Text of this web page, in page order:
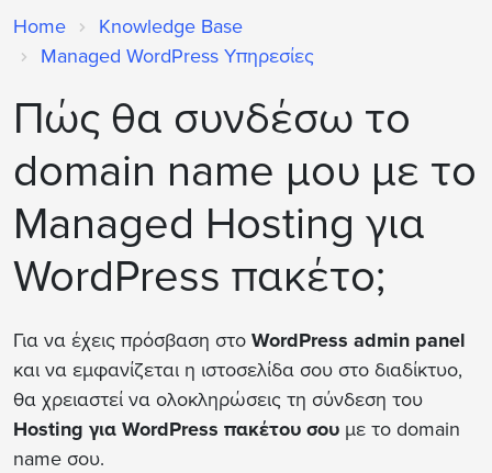
Home
Knowledge Base
Managed WordPress Υπηρεσίες
Πώς θα συνδέσω το
domain name μου με το
Managed Hosting για
WordPress πακέτο;
Για να έχεις πρόσβαση στο WordPress admin panel
και να εμφανίζεται η ιστοσελίδα σου στο διαδίκτυο,
θα χρειαστεί να ολοκληρώσεις τη σύνδεση του
Hosting για WordPress πακέτου σου με το domain
name σου.